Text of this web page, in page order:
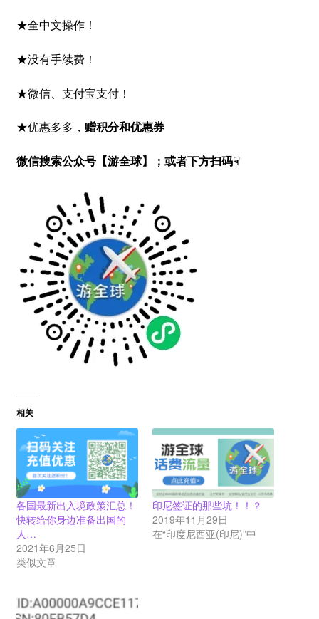
★全中文操作！
★没有手续费！
★微信、支付宝支付！
★优惠多多， 赠积分和优惠券
微信搜索公众号【游全球】；或者下方扫码☟
相关
各国最新出入境政策汇总！
快转给你身边准备出国的
人…
2021年6月25日
类似文章
印尼签证的那些坑！！？
2019年11月29日
在“印度尼西亚(印尼)”中